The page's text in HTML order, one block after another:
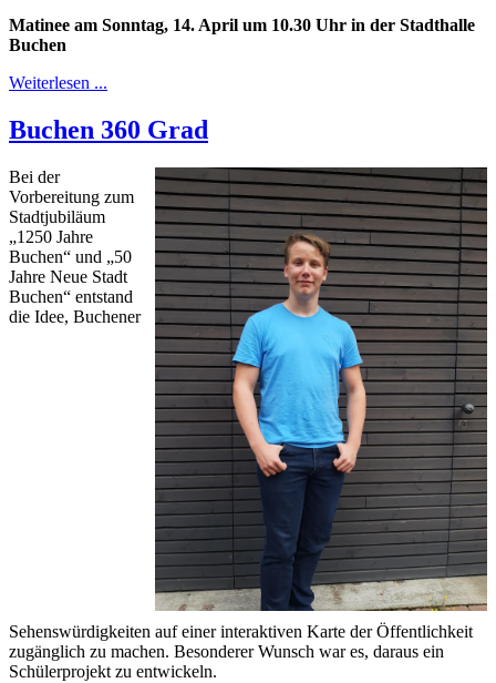
Matinee am Sonntag, 14. April um 10.30 Uhr in der Stadthalle
Buchen
Weiterlesen ...
Buchen 360 Grad
Bei der
Vorbereitung zum
Stadtjubiläum
„1250 Jahre
Buchen“ und „50
Jahre Neue Stadt
Buchen“ entstand
die Idee, Buchener
Sehenswürdigkeiten auf einer interaktiven Karte der Öffentlichkeit
zugänglich zu machen. Besonderer Wunsch war es, daraus ein
Schülerprojekt zu entwickeln.